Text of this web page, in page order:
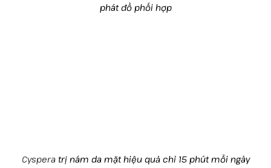
phát đồ phối hợp
Cysperatrị nám da mặt hiệu quả chỉ 15 phút mỗi ngày